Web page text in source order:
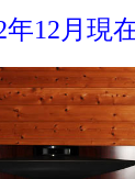
年12月現